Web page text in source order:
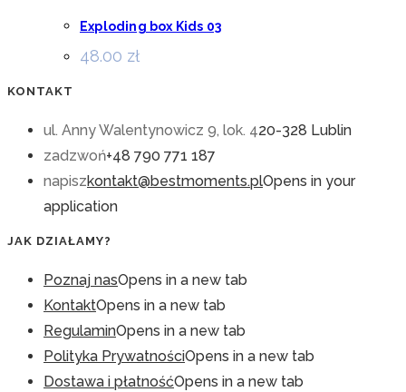
Exploding box Kids 03
48.00 zł
KONTAKT
ul. Anny Walentynowicz 9, lok. 420-328 Lublin
zadzwoń+48 790 771 187
napiszkontakt@bestmoments.plOpens in your
application
JAK DZIAŁAMY?
Poznaj nasOpens in a new tab
KontaktOpens in a new tab
RegulaminOpens in a new tab
Polityka PrywatnościOpens in a new tab
Dostawa i płatnośćOpens in a new tab